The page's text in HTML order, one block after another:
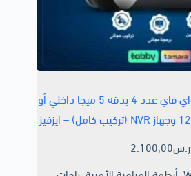
بكج كاميرات مراقبة واي فاي عدد 4 بدقة 5 ميجا داخلي أو
2.100,00ر.س